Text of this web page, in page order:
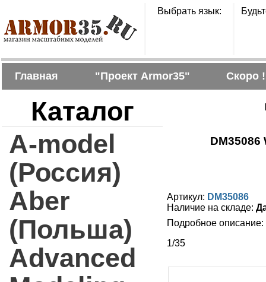
Выбрать язык:
Главная "Проект Armor35" Скоро !
Каталог
A-model
(Россия)
Aber
(Польша)
Advanced
DM35086
Артикул: DM35086
Наличие на складе:
Подробное описание:
1/35